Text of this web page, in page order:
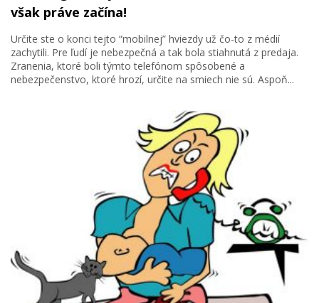
však práve začína!
Určite ste o konci tejto “mobilnej” hviezdy už čo-to z médií
zachytili. Pre ľudí je nebezpečná a tak bola stiahnutá z predaja.
Zranenia, ktoré boli týmto telefónom spôsobené a
nebezpečenstvo, ktoré hrozí, určite na smiech nie sú. Aspoň...